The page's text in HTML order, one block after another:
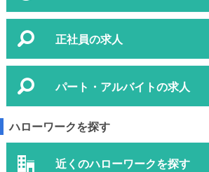
正社員の求人
パート・アルバイトの求人
ハローワークを探す
近くのハローワークを探す